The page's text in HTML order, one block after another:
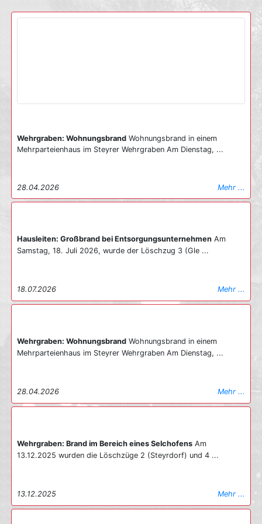
Wehrgraben: Wohnungsbrand Wohnungsbrand in einem
Mehrparteienhaus im Steyrer Wehrgraben Am Dienstag, ...
28.04.2026 Mehr ...
Hausleiten: Großbrand bei Entsorgungsunternehmen Am
Samstag, 18. Juli 2026, wurde der Löschzug 3 (Gle ...
18.07.2026 Mehr ...
Wehrgraben: Wohnungsbrand Wohnungsbrand in einem
Mehrparteienhaus im Steyrer Wehrgraben Am Dienstag, ...
28.04.2026 Mehr ...
Wehrgraben: Brand im Bereich eines Selchofens Am
13.12.2025 wurden die Löschzüge 2 (Steyrdorf) und 4 ...
13.12.2025 Mehr ...